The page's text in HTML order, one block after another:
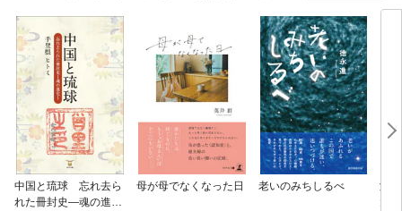
中国と琉球 忘れ去ら
れた冊封史―魂の進化
母が母でなくなった日 老いのみちしるべ
激